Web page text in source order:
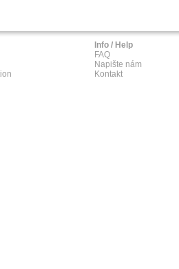
Info / Help
FAQ
Napište nám
Kontakt